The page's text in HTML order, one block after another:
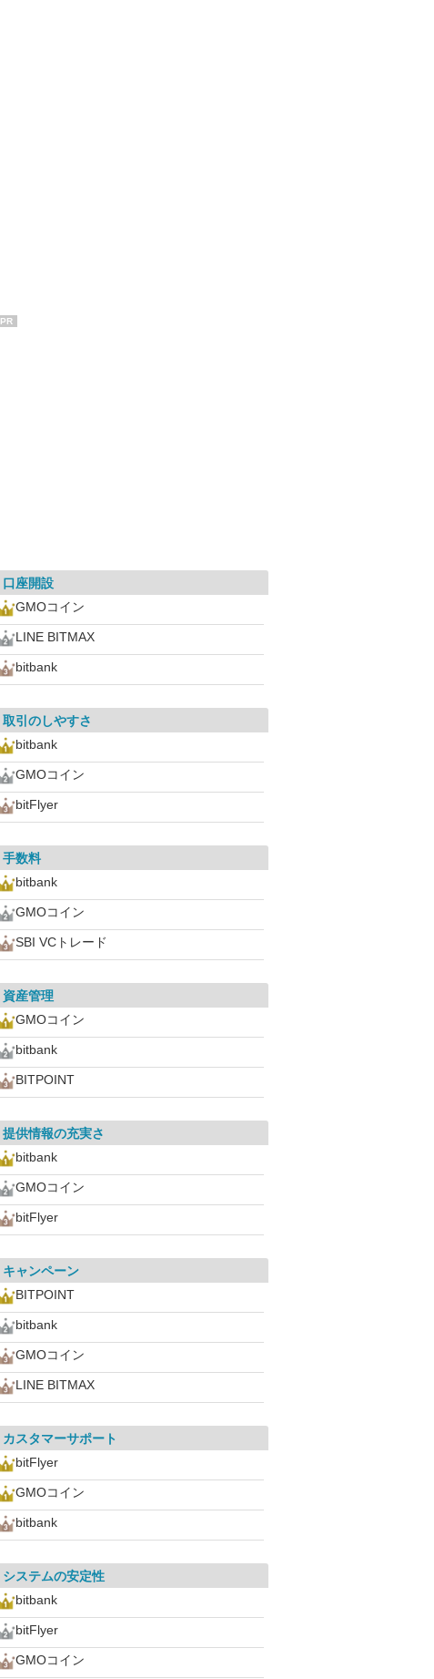
PR
口座開設
GMOコイン
LINE BITMAX
bitbank
取引のしやすさ
bitbank
GMOコイン
bitFlyer
手数料
bitbank
GMOコイン
SBI VCトレード
資産管理
GMOコイン
bitbank
BITPOINT
提供情報の充実さ
bitbank
GMOコイン
bitFlyer
キャンペーン
BITPOINT
bitbank
GMOコイン
LINE BITMAX
カスタマーサポート
bitFlyer
GMOコイン
bitbank
システムの安定性
bitbank
bitFlyer
GMOコイン